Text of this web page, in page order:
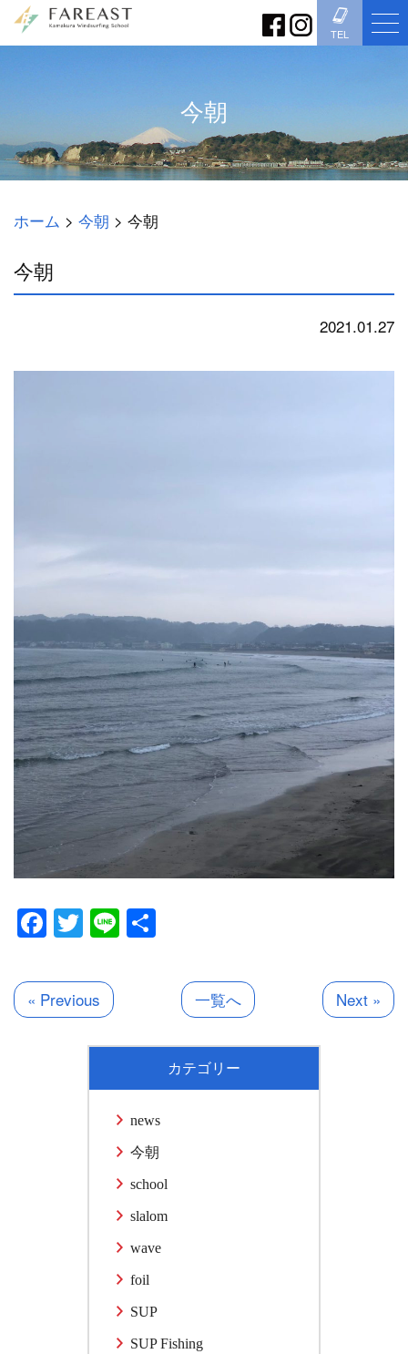
TEL
今朝
ホーム > 今朝 > 今朝
今朝
2021.01.27
Facebook
Twitter
Line
« Previous 一覧へ Next »
カテゴリー
news
今朝
school
slalom
wave
foil
SUP
SUP Fishing